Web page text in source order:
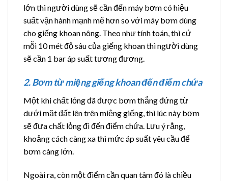
lớn thì người dùng sẽ cần đến máy bơm có hiệu
suất vận hành mạnh mẽ hơn so với máy bơm dùng
cho giếng khoan nông. Theo như tính toán, thì cứ
mỗi 10 mét độ sâu của giếng khoan thì người dùng
sẽ cần 1 bar áp suất tương đương.
2. Bơm từ miệng giếng khoan đến điểm chứa
Một khi chất lỏng đã được bơm thẳng đứng từ
dưới mặt đất lên trên miệng giếng, thì lúc này bơm
sẽ đưa chất lỏng đi đến điểm chứa. Lưu ý rằng,
khoảng cách càng xa thì mức áp suất yêu cầu để
bơm càng lớn.
Ngoài ra, còn một điểm cần quan tâm đó là chiều